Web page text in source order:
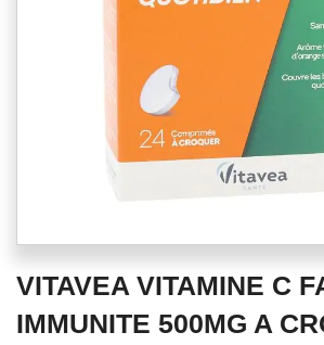
to
beginning
VITAVEA VITAMINE C
IMMUNITE 500MG A